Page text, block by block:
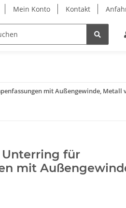
Mein Konto Kontakt
mit Außengewinde, Metall
Unterring für
mit